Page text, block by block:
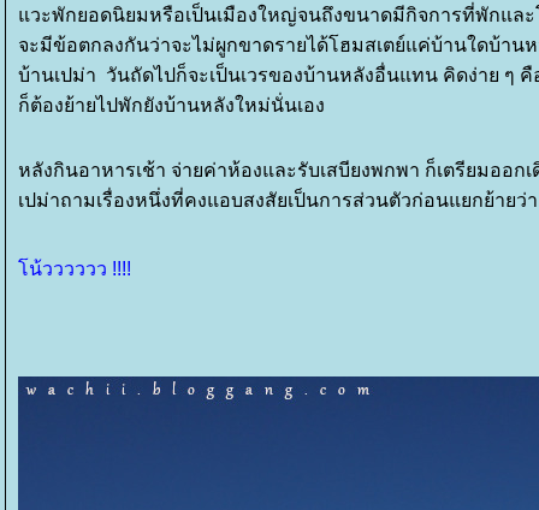
วะพักยอดนิยมหรือเป็นเมืองใหญ่จนถึงขนาดมีกิจการที่พักและ
จะมีข้อตกลงกันว่าจะไม่ผูกขาดรายได้โฮมสเตย์แค่บ้านใดบ้าน
บ้านเปม่า วันถัดไปก็จะเป็นเวรของบ้านหลังอื่นแทน คิดง่าย ๆ
ก็ต้องย้ายไปพักยังบ้านหลังใหม่นั่นเอง
หลังกินอาหารเช้า จ่ายค่าห้องและรับเสบียงพกพา ก็เตรียมออก
เปม่าถามเรื่องหนึ่งที่คงแอบสงสัยเป็นการส่วนตัวก่อนแยกย้ายว่
น้วววววว !!!!